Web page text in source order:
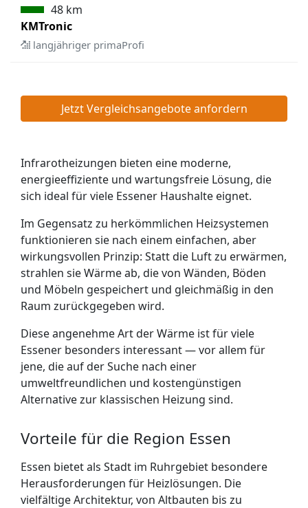
48 km
KMTronic
langjähriger primaProfi
Jetzt Vergleichsangebote anfordern
Infrarotheizungen bieten eine moderne,
energieeffiziente und wartungsfreie Lösung, die
sich ideal für viele Essener Haushalte eignet.
Im Gegensatz zu herkömmlichen Heizsystemen
funktionieren sie nach einem einfachen, aber
wirkungsvollen Prinzip: Statt die Luft zu erwärmen,
strahlen sie Wärme ab, die von Wänden, Böden
und Möbeln gespeichert und gleichmäßig in den
Raum zurückgegeben wird.
Diese angenehme Art der Wärme ist für viele
Essener besonders interessant — vor allem für
jene, die auf der Suche nach einer
umweltfreundlichen und kostengünstigen
Alternative zur klassischen Heizung sind.
Vorteile für die Region Essen
Essen bietet als Stadt im Ruhrgebiet besondere
Herausforderungen für Heizlösungen. Die
vielfältige Architektur, von Altbauten bis zu